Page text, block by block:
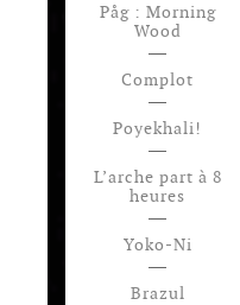
Påg : Morning
Wood
Complot
Poyekhali!
L’arche part à 8
heures
Yoko-Ni
Brazul